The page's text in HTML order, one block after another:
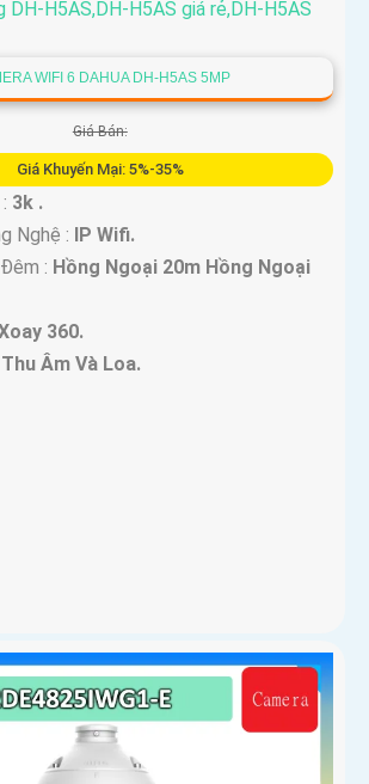
WIFI 6 DAHUA DH-H5AS 5MP
Giá Bán:
Giá Khuyến Mại: 5%-35%
3k .
Nghệ : IP Wifi.
: Hồng Ngoại 20m Hồng Ngoại
360.
Thu Âm Và Loa.